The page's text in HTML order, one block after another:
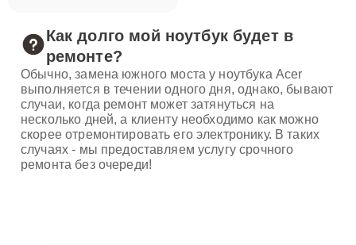
Как долго мой ноутбук будет в
ремонте?
Обычно, замена южного моста у ноутбука Acer
выполняется в течении одного дня, однако, бывают
случаи, когда ремонт может затянуться на
несколько дней, а клиенту необходимо как можно
скорее отремонтировать его электронику. В таких
случаях - мы предоставляем услугу срочного
ремонта без очереди!